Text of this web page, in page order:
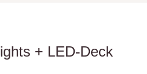
+ LED-Deck